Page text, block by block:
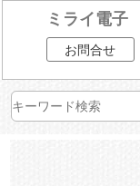
ミライ電子
お問合せ